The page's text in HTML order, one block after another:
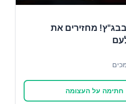
מחזירים את
חתימה על העצומה